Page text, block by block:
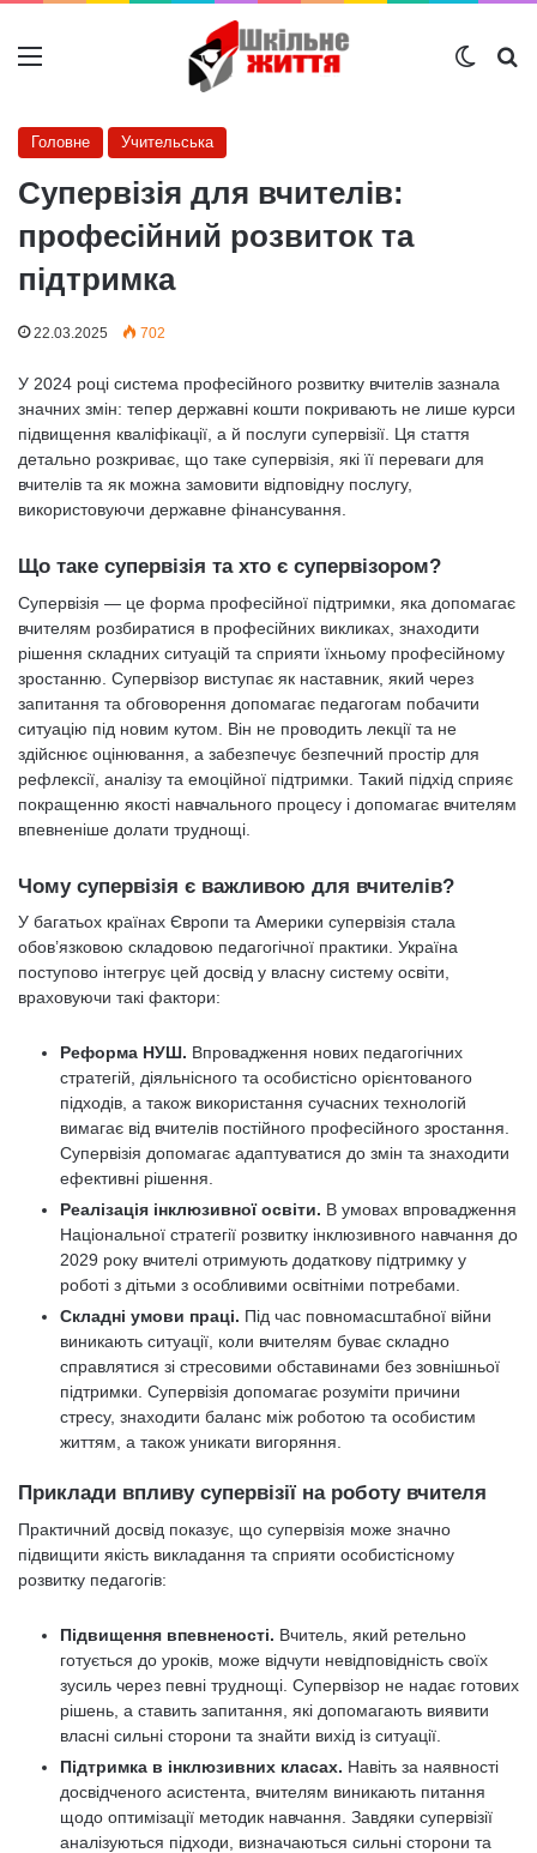
Меню
Головне Учительська
Супервізія для вчителів:
професійний розвиток та
підтримка
22.03.2025 702
У 2024 році система професійного розвитку вчителів зазнала
значних змін: тепер державні кошти покривають не лише курси
підвищення кваліфікації, а й послуги супервізії. Ця стаття
детально розкриває, що таке супервізія, які її переваги для
вчителів та як можна замовити відповідну послугу,
використовуючи державне фінансування.
Що таке супервізія та хто є супервізором?
Супервізія — це форма професійної підтримки, яка допомагає
вчителям розбиратися в професійних викликах, знаходити
рішення складних ситуацій та сприяти їхньому професійному
зростанню. Супервізор виступає як наставник, який через
запитання та обговорення допомагає педагогам побачити
ситуацію під новим кутом. Він не проводить лекції та не
здійснює оцінювання, а забезпечує безпечний простір для
рефлексії, аналізу та емоційної підтримки. Такий підхід сприяє
покращенню якості навчального процесу і допомагає вчителям
впевненіше долати труднощі.
Чому супервізія є важливою для вчителів?
У багатьох країнах Європи та Америки супервізія стала
обов’язковою складовою педагогічної практики. Україна
поступово інтегрує цей досвід у власну систему освіти,
враховуючи такі фактори:
Реформа НУШ. Впровадження нових педагогічних
стратегій, діяльнісного та особистісно орієнтованого
підходів, а також використання сучасних технологій
вимагає від вчителів постійного професійного зростання.
Супервізія допомагає адаптуватися до змін та знаходити
ефективні рішення.
Реалізація інклюзивної освіти. В умовах впровадження
Національної стратегії розвитку інклюзивного навчання до
2029 року вчителі отримують додаткову підтримку у
роботі з дітьми з особливими освітніми потребами.
Складні умови праці. Під час повномасштабної війни
виникають ситуації, коли вчителям буває складно
справлятися зі стресовими обставинами без зовнішньої
підтримки. Супервізія допомагає розуміти причини
стресу, знаходити баланс між роботою та особистим
життям, а також уникати вигоряння.
Приклади впливу супервізії на роботу вчителя
Практичний досвід показує, що супервізія може значно
підвищити якість викладання та сприяти особистісному
розвитку педагогів:
Підвищення впевненості. Вчитель, який ретельно
готується до уроків, може відчути невідповідність своїх
зусиль через певні труднощі. Супервізор не надає готових
рішень, а ставить запитання, які допомагають виявити
власні сильні сторони та знайти вихід із ситуації.
Підтримка в інклюзивних класах. Навіть за наявності
досвідченого асистента, вчителям виникають питання
щодо оптимізації методик навчання. Завдяки супервізії
аналізуються підходи, визначаються сильні сторони та